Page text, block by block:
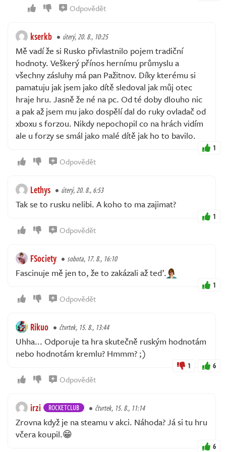
Odpovědět
kserkb úterý, 20. 8., 10:25
Mě vadí že si Rusko přivlastnilo pojem tradiční
hodnoty. Veškerý přínos hernímu průmyslu a
všechny zásluhy má pan Pažitnov. Díky kterému si
pamatuju jak jsem jako dítě sledoval jak můj otec
hraje hru. Jasně že né na pc. Od té doby dlouho nic
a pak až jsem mu jako dospělí dal do ruky ovladač od
xboxu s forzou. Nikdy nepochopil co na hrách vidím
ale u forzy se smál jako malé dítě jak ho to bavilo.
1
Odpovědět
Lethys úterý, 20. 8., 6:53
Tak se to rusku nelibi. A koho to ma zajimat?
1
Odpovědět
FSociety sobota, 17. 8., 16:10
Fascinuje mě jen to, že to zakázali až teď.
1
Odpovědět
Rikuo čtvrtek, 15. 8., 13:44
Uhha... Odporuje ta hra skutečně ruským hodnotám
nebo hodnotám kremlu? Hmmm? ;)
1 6
Odpovědět
irzi ROCKETCLUB čtvrtek, 15. 8., 11:14
Zrovna když je na steamu v akci. Náhoda? Já si tu hru
včera koupil.😁
6